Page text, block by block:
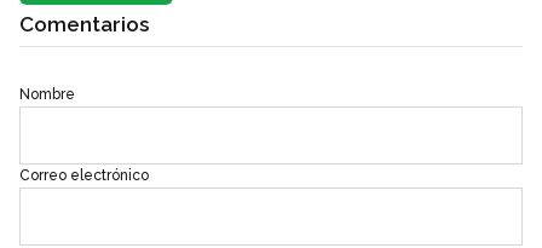
Comentarios
Nombre
Correo electrónico